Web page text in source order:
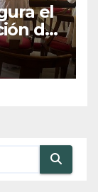
el
de